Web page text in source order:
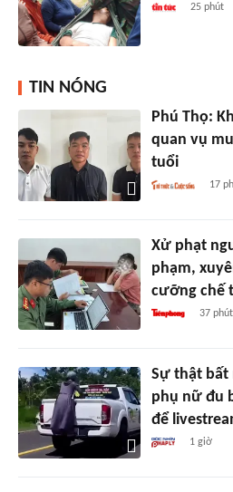
25 phút
TIN NÓNG
Phú Thọ:
quan vụ
tuổi
17
Xử phạt
phạm,
cưỡng chế
37 phút
Sự thật bất
phụ nữ đu
để
1 giờ